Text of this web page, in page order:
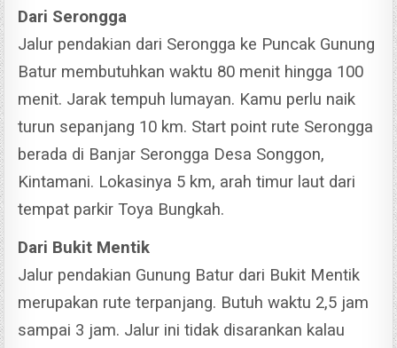
Dari Serongga
Jalur pendakian dari Serongga ke Puncak Gunung
Batur membutuhkan waktu 80 menit hingga 100
menit. Jarak tempuh lumayan. Kamu perlu naik
turun sepanjang 10 km. Start point rute Serongga
berada di Banjar Serongga Desa Songgon,
Kintamani. Lokasinya 5 km, arah timur laut dari
tempat parkir Toya Bungkah.
Dari Bukit Mentik
Jalur pendakian Gunung Batur dari Bukit Mentik
merupakan rute terpanjang. Butuh waktu 2,5 jam
sampai 3 jam. Jalur ini tidak disarankan kalau